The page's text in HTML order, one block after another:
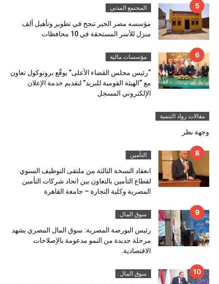
المجتمع المدني
مؤسسه مصر الخير تنجح في تطوير وتأهيل ألف
منزل للأسر المستحقة في 10 محافظات
مؤسسات مالية
“رئيس مجلس القضاء الأعلى” يوقّع بروتوكول تعاون
مع “الهيئة القومية للبريد” لتقديم خدمة الإعلان
الإلكتروني المسجل
مقالات رواد التنمية
وجهة نظر
التأمين
انعقاد النسخة الثالثة من ملتقى التوظيف السنوي
لقطاع التأمين بالتعاون بين اتحاد شركات التأمين
المصرية وكلية التجارة – جامعة القاهرة
سوق المال
رئيس البورصة المصرية: سوق المال المصري يشهد
مرحلة جديدة من النمو مدعومة بالإصلاحات
الاقتصادية.
سوق المال